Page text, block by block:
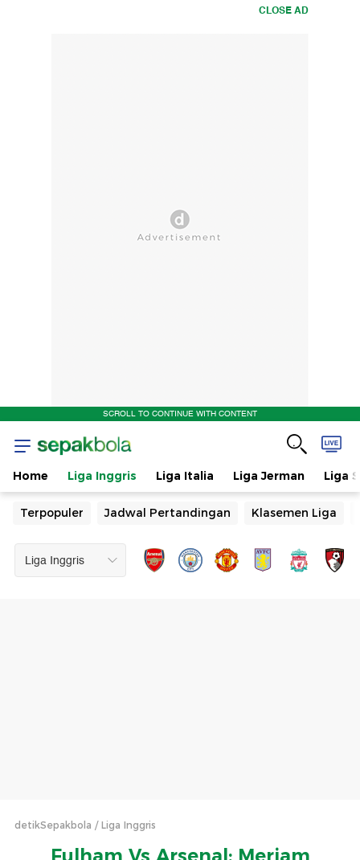
CLOSE AD
SCROLL TO CONTINUE WITH CONTENT
Home Liga Inggris Liga Italia Liga Jerman Liga
Terpopuler Jadwal Pertandingan Klasemen Liga
detikSepakbola Liga Inggris